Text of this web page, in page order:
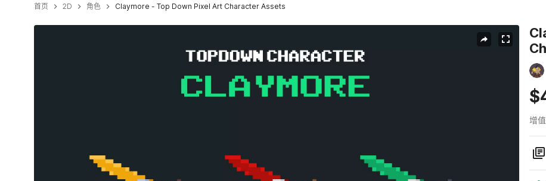
首页 2D 角色 Claymore - Top Down Pixel Art Character Assets
增